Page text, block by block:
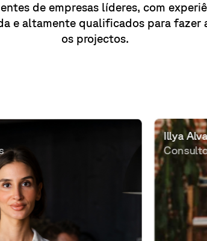
de empresas líderes, com
e altamente qualificados para fazer
os projectos.
informático